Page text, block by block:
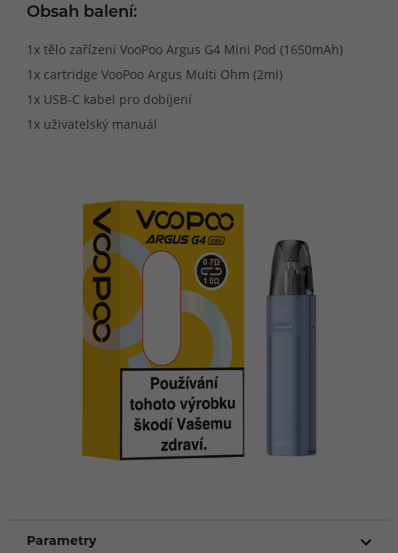
Obsah balení:
1x tělo zařízení VooPoo Argus G4 Mini Pod (1650mAh)
1x cartridge VooPoo Argus Multi Ohm (2ml)
1x USB-C kabel pro dobíjení
1x uživatelský manuál
Parametry